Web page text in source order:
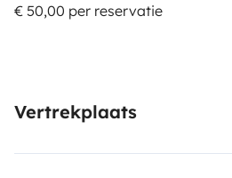
€ 50,00 per reservatie
Vertrekplaats